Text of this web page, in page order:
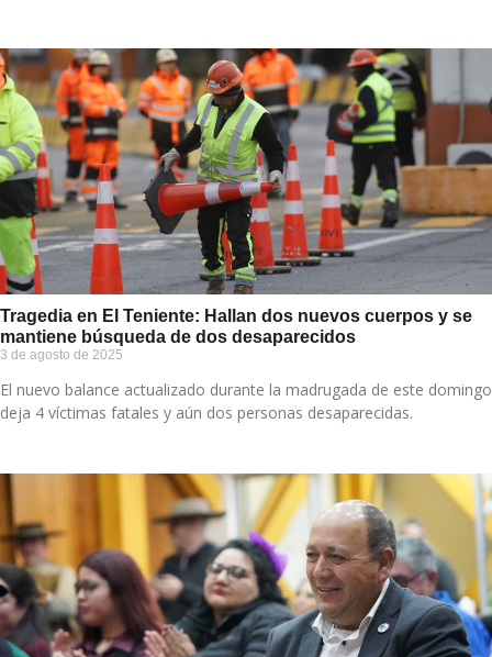
Tragedia en El Teniente: Hallan dos nuevos cuerpos y se
mantiene búsqueda de dos desaparecidos
3 de agosto de 2025
El nuevo balance actualizado durante la madrugada de este domingo
deja 4 víctimas fatales y aún dos personas desaparecidas.